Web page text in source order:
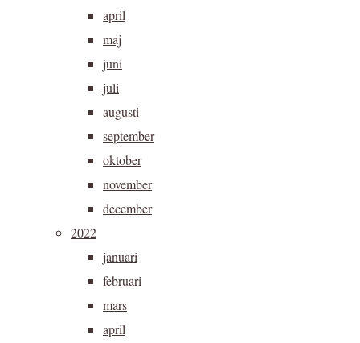
april
maj
juni
juli
augusti
september
oktober
november
december
2022
januari
februari
mars
april